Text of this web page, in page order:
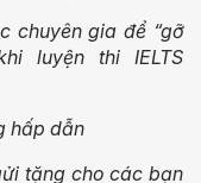
chuyên gia để “gỡ
luyện thi IELTS
hấp dẫn
tặng cho các bạn